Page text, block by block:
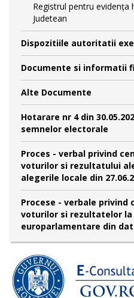
Registrul pentru evidența
Judetean
Dispozitiile autoritatii
Documente si informatii
Alte Documente
Hotarare nr 4 din
semnelor electorale
Proces - verbal privind
voturilor si rezultatului
alegerile locale din
Procese - verbale privind
voturilor si rezultatelor
europarlamentare din